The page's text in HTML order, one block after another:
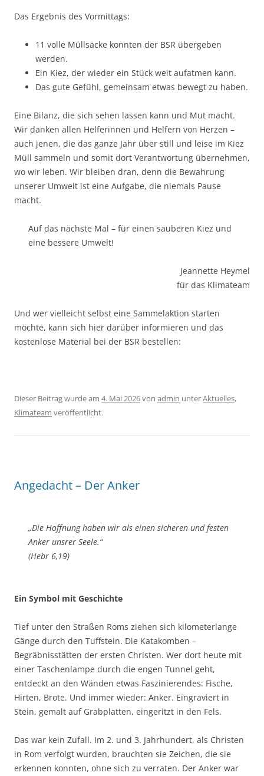
Das Ergebnis des Vormittags:
11 volle Müllsäcke konnten der BSR übergeben
werden.
Ein Kiez, der wieder ein Stück weit aufatmen kann.
Das gute Gefühl, gemeinsam etwas bewegt zu haben.
Eine Bilanz, die sich sehen lassen kann und Mut macht.
Wir danken allen Helferinnen und Helfern von Herzen –
auch jenen, die das ganze Jahr über still und leise im Kiez
Müll sammeln und somit dort Verantwortung übernehmen,
wo wir leben. Wir bleiben dran, denn die Bewahrung
unserer Umwelt ist eine Aufgabe, die niemals Pause
macht.
Auf das nächste Mal – für einen sauberen Kiez und
eine bessere Umwelt!
Jeannette Heymel
für das Klimateam
Und wer vielleicht selbst eine Sammelaktion starten
möchte, kann sich hier darüber informieren und das
kostenlose Material bei der BSR bestellen:
Dieser Beitrag wurde am 4. Mai 2026von admin unterAktuelles,
Klimateam veröffentlicht.
Angedacht – Der Anker
„Die Hoffnung haben wir als einen sicheren und festen
Anker unsrer Seele.“
(Hebr 6,19)
Ein Symbol mit Geschichte
Tief unter den Straßen Roms ziehen sich kilometerlange
Gänge durch den Tuffstein. Die Katakomben –
Begräbnisstätten der ersten Christen. Wer dort heute mit
einer Taschenlampe durch die engen Tunnel geht,
entdeckt an den Wänden etwas Faszinierendes: Fische,
Hirten, Brote. Und immer wieder: Anker. Eingraviert in
Stein, gemalt auf Grabplatten, eingeritzt in den Fels.
Das war kein Zufall. Im 2. und 3. Jahrhundert, als Christen
in Rom verfolgt wurden, brauchten sie Zeichen, die sie
erkennen konnten, ohne sich zu verraten. Der Anker war